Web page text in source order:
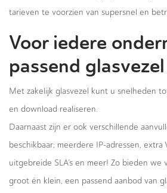
tarieven te voorzien van supersnel en
Voor iedere
passend
Met zakelijk glasvezel kunt u snelheden
en download realiseren.
Daarnaast zijn er ook verschillende
beschikbaar; meerdere IP-adressen, extra
uitgebreide SLA’s en meer! Zo bieden
groot én klein, een passend aanbod van